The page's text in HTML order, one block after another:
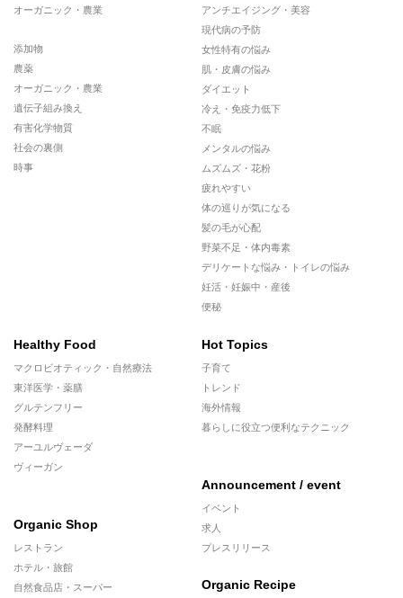
オーガニック・農業
添加物
農薬
オーガニック・農業
遺伝子組み換え
有害化学物質
社会の裏側
時事
アンチエイジング・美容
現代病の予防
女性特有の悩み
肌・皮膚の悩み
ダイエット
冷え・免疫力低下
不眠
メンタルの悩み
ムズムズ・花粉
疲れやすい
体の巡りが気になる
髪の毛が心配
野菜不足・体内毒素
デリケートな悩み・トイレの悩み
妊活・妊娠中・産後
便秘
Healthy Food
マクロビオティック・自然療法
東洋医学・薬膳
グルテンフリー
発酵料理
アーユルヴェーダ
ヴィーガン
Organic Shop
レストラン
ホテル・旅館
自然食品店・スーパー
Hot Topics
子育て
トレンド
海外情報
暮らしに役立つ便利なテクニック
Announcement / event
イベント
求人
プレスリリース
Organic Recipe